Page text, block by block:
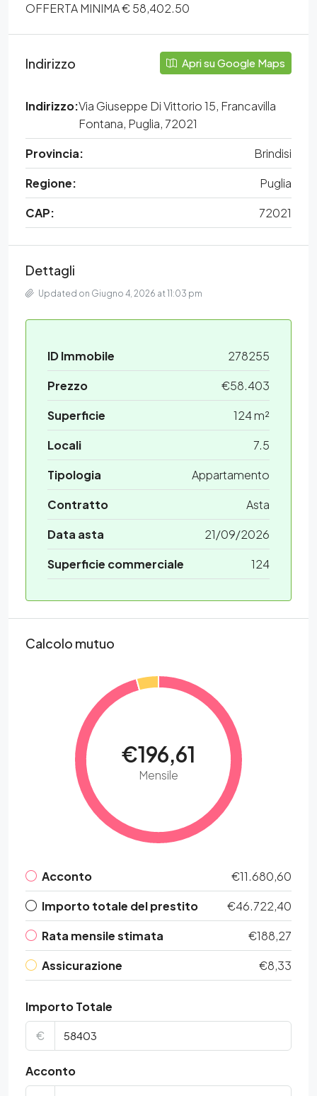
OFFERTA MINIMA € 58,402.50
Indirizzo Apri su Google Maps
Indirizzo:Via Giuseppe Di Vittorio 15, Francavilla
Fontana, Puglia, 72021
Provincia:
Brindisi
Regione:
Puglia
CAP:
72021
Dettagli
Updated on Giugno 4, 2026 at 11:03 pm
ID Immobile
278255
Prezzo
€58.403
Superficie
124 m²
Locali
7.5
Tipologia
Appartamento
Contratto
Asta
Data asta
21/09/2026
Superficie commerciale
124
Calcolo mutuo
€196,61
Mensile
Acconto
€11.680,60
Importo totale del prestito
€46.722,40
Rata mensile stimata
€188,27
Assicurazione
€8,33
Importo Totale
€
Acconto